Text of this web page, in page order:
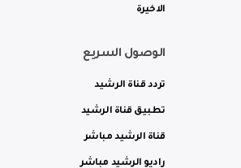
الاخيرة
الوصول السريع
تردد قناة الرشيد
تطبيق قناة الرشيد
قناة الرشيد مباشر
راديو الرشيد مباشر